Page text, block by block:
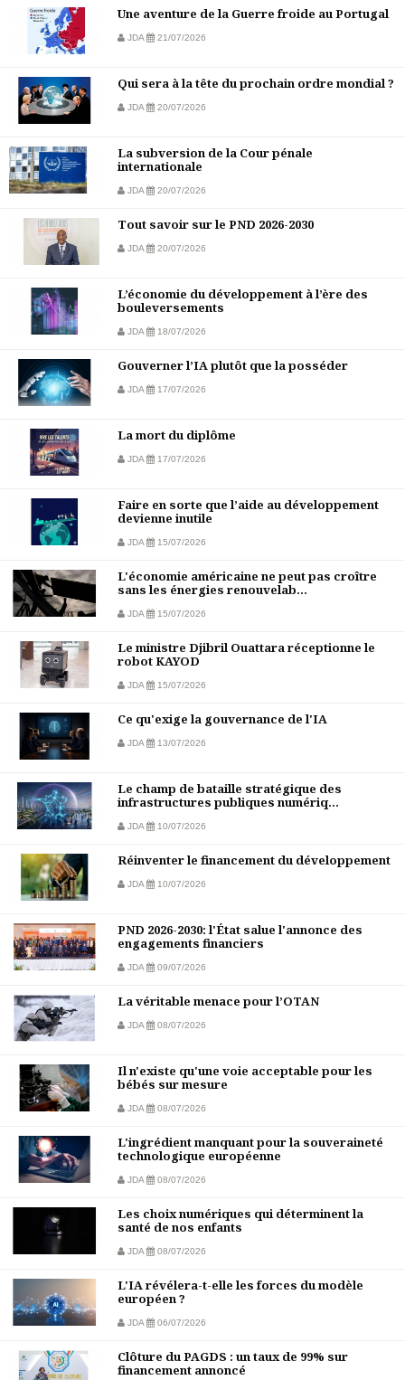
Une aventure de la Guerre froide au Portugal
JDA 21/07/2026
Qui sera à la tête du prochain ordre mondial ?
JDA 20/07/2026
La subversion de la Cour pénale
internationale
JDA 20/07/2026
Tout savoir sur le PND 2026-2030
JDA 20/07/2026
L’économie du développement à l’ère des
bouleversements
JDA 18/07/2026
Gouverner l’IA plutôt que la posséder
JDA 17/07/2026
La mort du diplôme
JDA 17/07/2026
Faire en sorte que l’aide au développement
devienne inutile
JDA 15/07/2026
L'économie américaine ne peut pas croître
sans les énergies renouvelab...
JDA 15/07/2026
Le ministre Djibril Ouattara réceptionne le
robot KAYOD
JDA 15/07/2026
Ce qu'exige la gouvernance de l'IA
JDA 13/07/2026
Le champ de bataille stratégique des
infrastructures publiques numériq...
JDA 10/07/2026
Réinventer le financement du développement
JDA 10/07/2026
PND 2026-2030: l'État salue l'annonce des
engagements financiers
JDA 09/07/2026
La véritable menace pour l’OTAN
JDA 08/07/2026
Il n'existe qu'une voie acceptable pour les
bébés sur mesure
JDA 08/07/2026
L'ingrédient manquant pour la souveraineté
technologique européenne
JDA 08/07/2026
Les choix numériques qui déterminent la
santé de nos enfants
JDA 08/07/2026
L'IA révélera-t-elle les forces du modèle
européen ?
JDA 06/07/2026
Clôture du PAGDS : un taux de 99% sur
financement annoncé